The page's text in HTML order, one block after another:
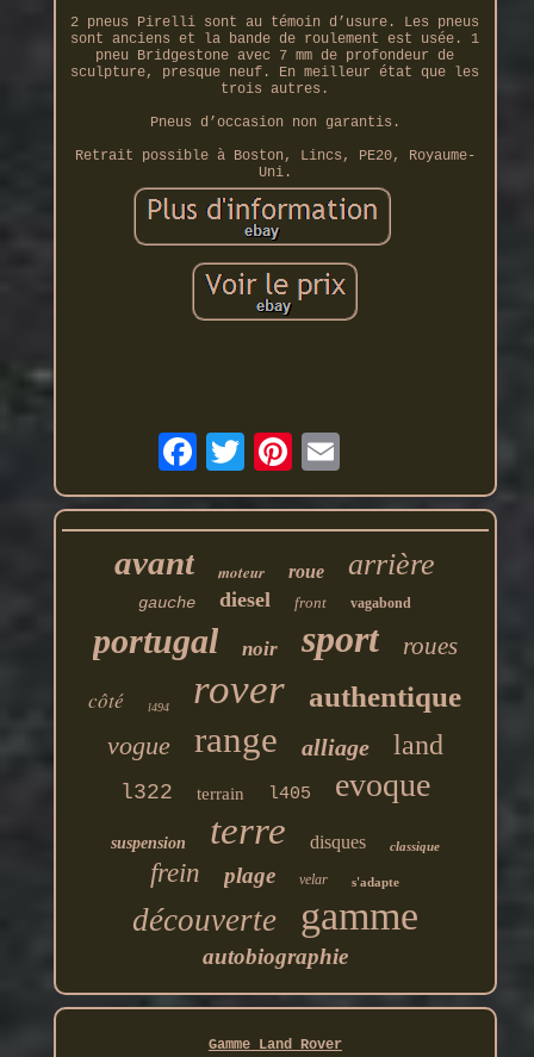
2 pneus Pirelli sont au témoin d’usure. Les pneus
sont anciens et la bande de roulement est usée. 1
pneu Bridgestone avec 7 mm de profondeur de
sculpture, presque neuf. En meilleur état que les
trois autres.
Pneus d’occasion non garantis.
Retrait possible à Boston, Lincs, PE20, Royaume-
Uni.
avant moteur roue arrière
gauche diesel front vagabond
portugal noir sport roues
côté l494 rover authentique
vogue range alliage land
l322 terrain l405 evoque
suspension terre disques classique
frein plage velar s'adapte
découverte gamme
autobiographie
Gamme Land Rover